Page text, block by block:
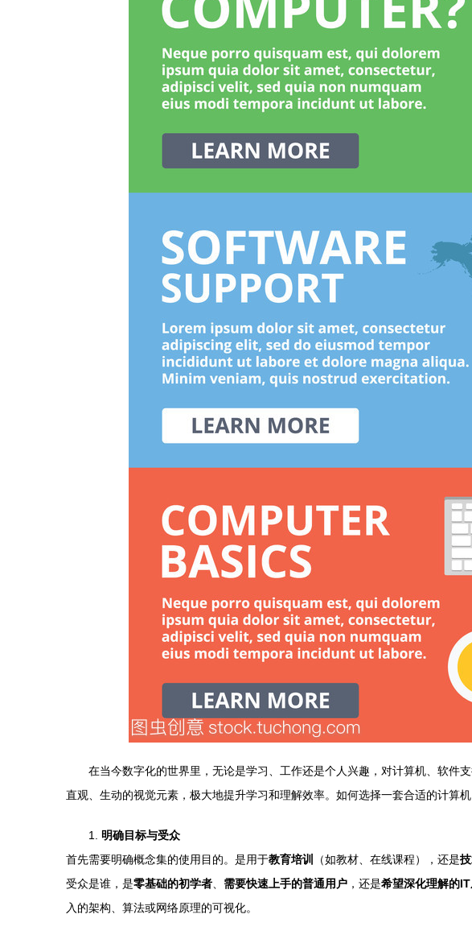
在当今数字化的世界里，无论是学习、工作还是个人兴趣，对计算机、软件
直观、生动的视觉元素，极大地提升学习和理解效率。如何选择一套合适的计算
1. 明确目标与受众
首先需要明确概念集的使用目的。是用于教育培训 （如教材、在线课程），还是
受众是谁，是零基础的初学者 需要快速上手的普通用户 ，还是希望深化理解的
入的架构、算法或网络原理的可视化。